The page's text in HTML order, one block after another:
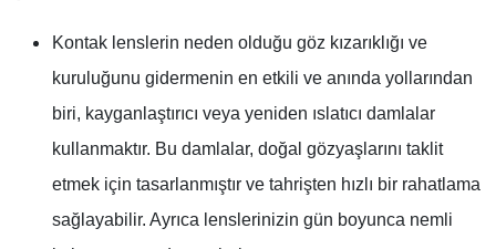
Kontak lenslerin neden olduğu göz kızarıklığı ve
kuruluğunu gidermenin en etkili ve anında yollarından
biri, kayganlaştırıcı veya yeniden ıslatıcı damlalar
kullanmaktır. Bu damlalar, doğal gözyaşlarını taklit
etmek için tasarlanmıştır ve tahrişten hızlı bir rahatlama
sağlayabilir. Ayrıca lenslerinizin gün boyunca nemli